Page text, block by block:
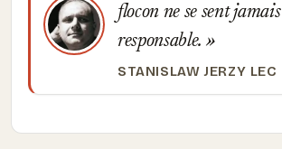
flocon ne se sent jamais
responsable.
STANISLAW JERZY LEC